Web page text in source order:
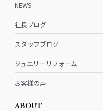
NEWS
社長ブログ
スタッフブログ
ジュエリーリフォーム
お客様の声
ABOUT